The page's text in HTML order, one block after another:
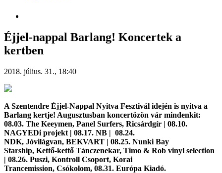
Éjjel-nappal Barlang! Koncertek a
kertben
2018. július. 31., 18:40
A Szentendre Éjjel-Nappal Nyitva Fesztivál idején is nyitva a
Barlang kertje! Augusztusban koncertözön vár mindenkit:
08.03. The Keeymen, Panel Surfers, Ricsárdgír | 08.10.
NAGYEDi projekt | 08.17. NB | 08.24.
NDK, Jóvilágvan, BEKVART | 08.25. Nunki Bay
Starship, Kettő-kettő Tánczenekar, Timo & Rob vinyl selection
| 08.26. Puszi, Kontroll Csoport, Korai
Trancemission, Csókolom, 08.31. Európa Kiadó.